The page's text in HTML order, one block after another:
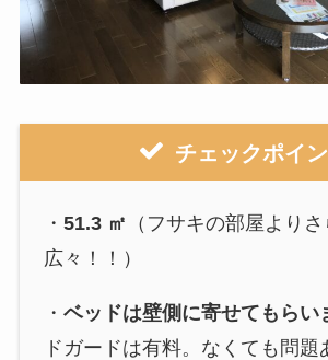
チェックポイ
・51.3 ㎡
（フサキの部屋よりさ
広々！！）
・ベッドは壁側に寄せてもらい
ドガードは有料。なくても問題